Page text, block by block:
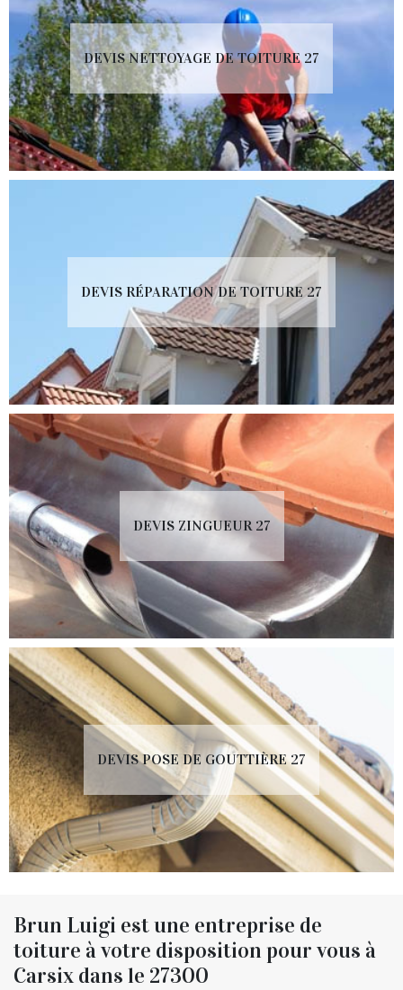
DEVIS NETTOYAGE DE TOITURE 27
DEVIS RÉPARATION DE TOITURE 27
DEVIS ZINGUEUR 27
DEVIS POSE DE GOUTTIÈRE 27
Brun Luigi est une entreprise de
toiture à votre disposition pour vous à
Carsix dans le 27300